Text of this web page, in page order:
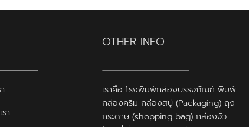
า
OTHER INFO
เราคือ โรงพิมพ์กล่องบรรจุภัณฑ์ พิมพ์
กล่องครีม กล่องสบู่ (Packaging) ถุง
กระดาษ (shopping bag) กล่องจั่ว